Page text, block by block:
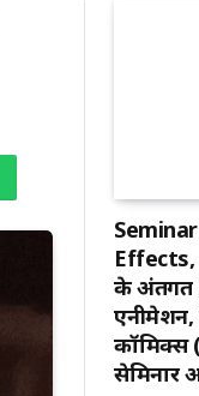
Effects,
के
कॉमिक्स
सेमिनार